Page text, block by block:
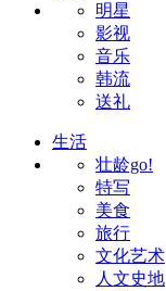
明星
影视
音乐
韩流
送礼
生活
壮龄go!
特写
美食
旅行
文化艺术
人文史地